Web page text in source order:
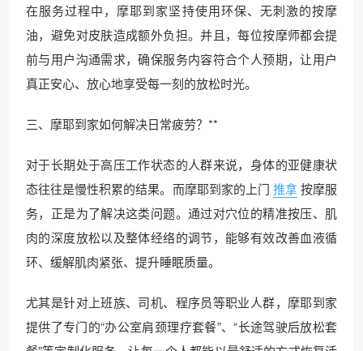
在服务过程中，摩耶到家坚持使用环保、无刺激的按摩
油，避免对皮肤造成额外负担。并且，每位按摩师都会提
前与用户沟通需求，确保服务内容符合个人预期，让用户
真正安心、放心地享受每一刻的放松时光。
三、摩耶到家如何解决日常疲劳？**
对于长期处于高压工作状态的人群来说，身体的亚健康状
态往往是慢性积累的结果。而摩耶到家的上门 推拿按摩服
务，正是为了解决这类问题。通过对穴位的精准按压、肌
肉的深度放松以及整体经络的调节，能够有效改善血液循
环、缓解肌肉紧张、提升睡眠质量。
尤其是针对上班族、司机、程序员等职业人群，摩耶到家
提供了专门的“办公室肩颈理疗套餐”、“长途驾驶后放松套